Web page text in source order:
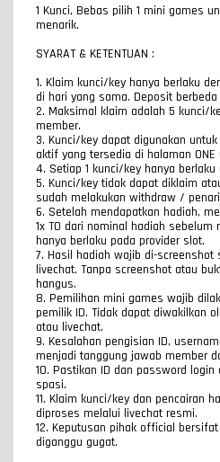
1 Kunci, Bebas pilih 1 mini games
menarik.
SYARAT & KETENTUAN :
1. Klaim kunci/key hanya berlaku
di hari yang sama. Deposit
2. Maksimal klaim adalah 5 kunci/
member.
3. Kunci/key dapat digunakan
aktif yang tersedia di halaman ONE
4. Setiap 1 kunci/key hanya berlaku
5. Kunci/key tidak dapat diklaim
sudah melakukan withdraw /
6. Setelah mendapatkan hadiah,
1x TO dari nominal hadiah sebelum
hanya berlaku pada provider slot.
7. Hasil hadiah wajib di-screenshot
livechat. Tanpa screenshot atau
hangus.
8. Pemilihan mini games wajib
pemilik ID. Tidak dapat diwakilkan
atau livechat.
9. Kesalahan pengisian ID,
menjadi tanggung jawab member
10. Pastikan ID dan password
spasi.
11. Klaim kunci/key dan pencairan
diproses melalui livechat resmi.
12. Keputusan pihak official
diganggu gugat.